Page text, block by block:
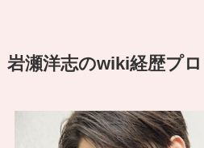
岩瀬洋志のwiki経歴プ